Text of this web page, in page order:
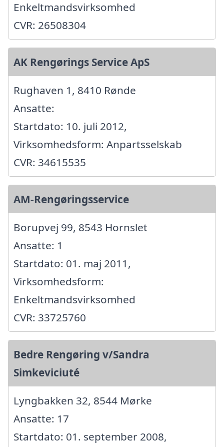
Enkeltmandsvirksomhed
CVR: 26508304
AK Rengørings Service ApS
Rughaven 1, 8410 Rønde
Ansatte:
Startdato: 10. juli 2012,
Virksomhedsform: Anpartsselskab
CVR: 34615535
AM-Rengøringsservice
Borupvej 99, 8543 Hornslet
Ansatte: 1
Startdato: 01. maj 2011,
Virksomhedsform:
Enkeltmandsvirksomhed
CVR: 33725760
Bedre Rengøring v/Sandra
Simkeviciuté
Lyngbakken 32, 8544 Mørke
Ansatte: 17
Startdato: 01. september 2008,